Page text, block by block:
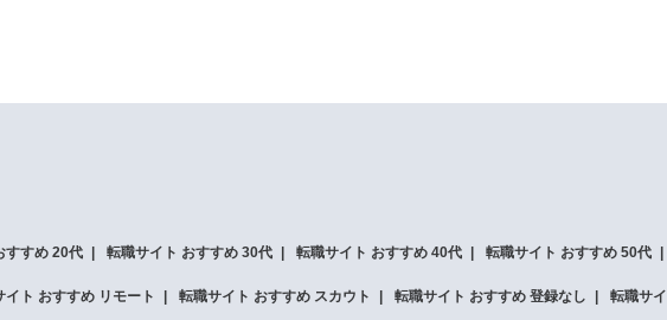
すすめ 20代 転職サイト おすすめ 30代 転職サイト おすすめ 40代 転職サイト おすすめ 50代
イト おすすめ リモート 転職サイト おすすめ スカウト 転職サイト おすすめ 登録なし 転職サ